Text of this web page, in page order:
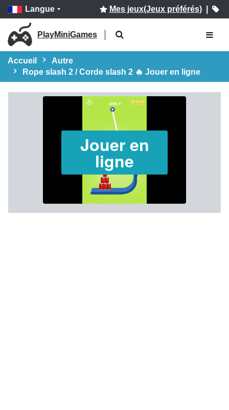
Langue Mes jeux(Jeux préférés)|
PlayMiniGames
Accueil
Autre
Rope slash 2 / Corde slash 2 🔥 Jouer en ligne
Jouer en
ligne